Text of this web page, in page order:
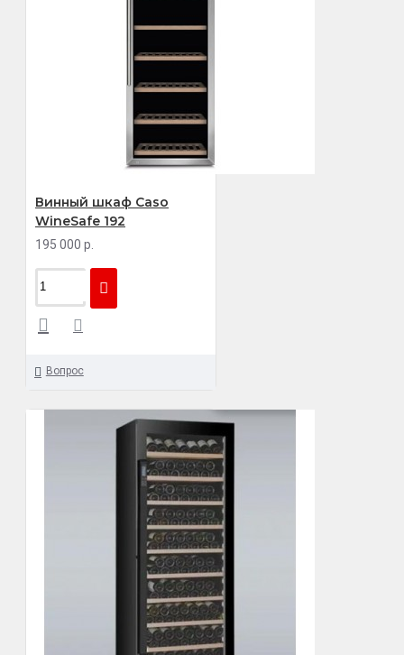
Винный шкаф Caso
WineSafe 192
195 000 р.
Вопрос